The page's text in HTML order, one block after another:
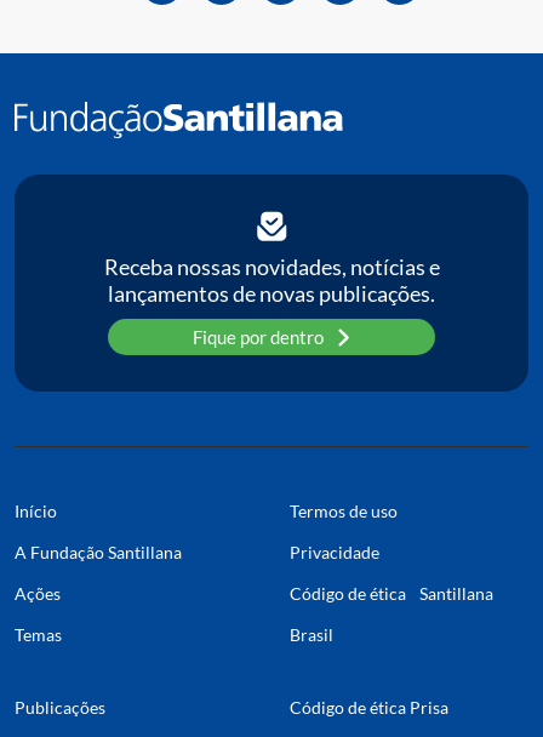
Receba nossas novidades, notícias e
lançamentos de novas publicações.
Fique por dentro
Início
A Fundação Santillana
Ações
Temas
Publicações
Termos de uso
Privacidade
Código de ética Santillana
Brasil
Código de ética Prisa